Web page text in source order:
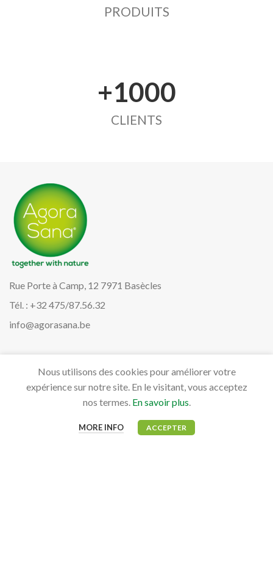
PRODUITS
+1000
CLIENTS
Rue Porte à Camp, 12 7971 Basècles
Tél. : +32 475/87.56.32
info@agorasana.be
PRODUITS
Aviaires
Nous utilisons des cookies pour améliorer votre
expérience sur notre site. En le visitant, vous acceptez
nos termes. En savoir plus.
MORE INFO ACCEPTER